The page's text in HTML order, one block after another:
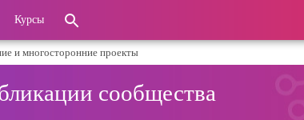
Курсы
и многосторонние проекты
сообщества